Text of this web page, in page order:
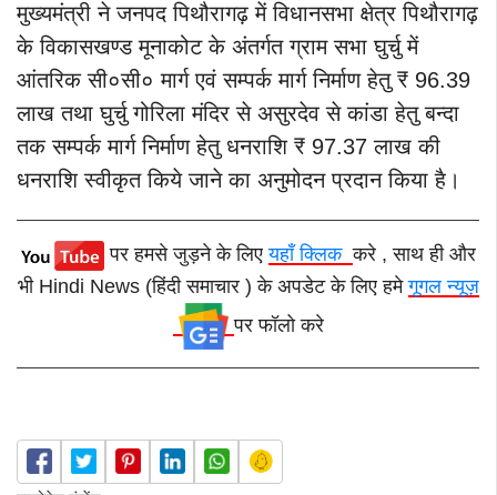
मुख्यमंत्री ने जनपद पिथौरागढ़ में विधानसभा क्षेत्र पिथौरागढ़
के विकासखण्ड मूनाकोट के अंतर्गत ग्राम सभा घुर्चु में
आंतरिक सी०सी० मार्ग एवं सम्पर्क मार्ग निर्माण हेतु ₹ 96.39
लाख तथा घुर्चु गोरिला मंदिर से असुरदेव से कांडा हेतु बन्दा
तक सम्पर्क मार्ग निर्माण हेतु धनराशि ₹ 97.37 लाख की
धनराशि स्वीकृत किये जाने का अनुमोदन प्रदान किया है।
पर हमसे जुड़ने के लिएयहाँ क्लिककरे , साथ ही और
भी Hindi News (हिंदी समाचार ) के अपडेट के लिए हमेगूगल न्यूज़
पर फॉलो करे